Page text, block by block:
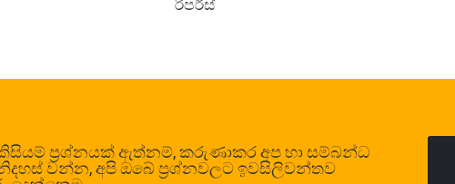
රිපර්ස්
ප්‍රශ්නයක් ඇත්නම්, කරුණාකර අප හා සම්බන්ධ
වන්න, අපි ඔබේ ප්‍රශ්නවලට ඉවසිලිවන්තව